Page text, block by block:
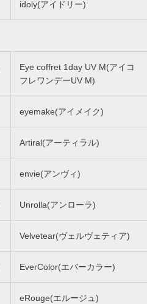
idoly(アイドリー)
Eye coffret 1day UV M(アイコ
フレワンデーUV M)
eyemake(アイメイク)
Artiral(アーティラル)
envie(アンヴィ)
Unrolla(アンローラ)
Velvetear(ヴェルヴェティア)
EverColor(エバーカラー)
eRouge(エルージュ)